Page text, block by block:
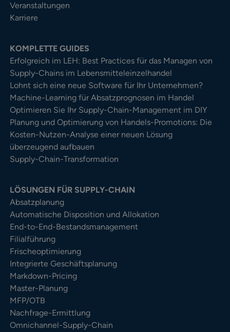
Veranstaltungen
Karriere
KOMPLETTE GUIDES
Erfolgreich im LEH: Best Practices für das Managen von
Supply-Chains im Lebensmitteleinzelhandel
Lohnt sich eine neue Software für Ihr Unternehmen?
Machine-Learning für Absatzprognosen im Handel
Optimieren Sie Ihr Supply-Chain-Management im DIY
Planung und Optimierung von Handels-Promotions: Die
Kosten-Nutzen-Analyse einer neuen Lösung
überzeugend aufbauen
Supply-Chain-Transformation
LÖSUNGEN FÜR SUPPLY-CHAIN
Absatzplanung
Automatische Disposition und Allokation
End-to-End-Bestandsmanagement
Filialführung
Frischeoptimierung
Integrierte Geschäftsplanung
Markdown-Pricing
Master-Planung
MFP/OTB
Nachfrage-Ermittlung
Omnichannel-Supply-Chain